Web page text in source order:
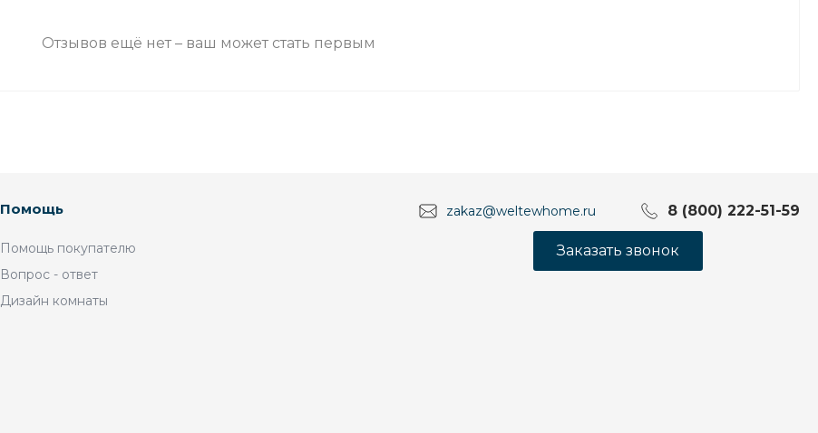
Отзывов ещё нет – ваш может стать первым
Помощь
Помощь покупателю
Вопрос - ответ
Дизайн комнаты
zakaz@weltewhome.ru 8 (800) 222-51-59
Заказать звонок